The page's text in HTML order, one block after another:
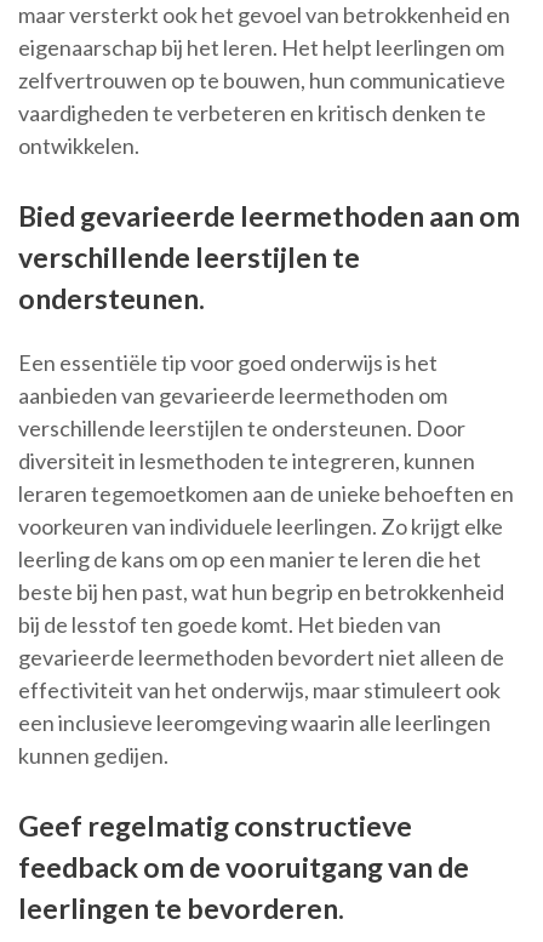
maar versterkt ook het gevoel van betrokkenheid en
eigenaarschap bij het leren. Het helpt leerlingen om
zelfvertrouwen op te bouwen, hun communicatieve
vaardigheden te verbeteren en kritisch denken te
ontwikkelen.
Bied gevarieerde leermethoden aan om
verschillende leerstijlen te
ondersteunen.
Een essentiële tip voor goed onderwijs is het
aanbieden van gevarieerde leermethoden om
verschillende leerstijlen te ondersteunen. Door
diversiteit in lesmethoden te integreren, kunnen
leraren tegemoetkomen aan de unieke behoeften en
voorkeuren van individuele leerlingen. Zo krijgt elke
leerling de kans om op een manier te leren die het
beste bij hen past, wat hun begrip en betrokkenheid
bij de lesstof ten goede komt. Het bieden van
gevarieerde leermethoden bevordert niet alleen de
effectiviteit van het onderwijs, maar stimuleert ook
een inclusieve leeromgeving waarin alle leerlingen
kunnen gedijen.
Geef regelmatig constructieve
feedback om de vooruitgang van de
leerlingen te bevorderen.